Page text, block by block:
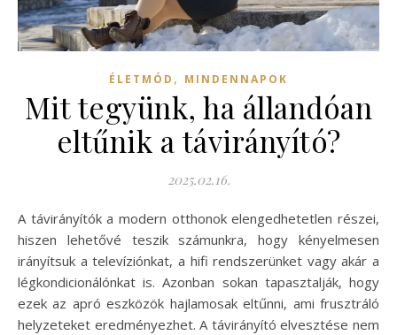
ÉLETMÓD , MINDENNAPOK
Mit tegyünk, ha állandóan
eltűnik a távirányító?
2025.02.16.
A távirányítók a modern otthonok elengedhetetlen részei,
hiszen lehetővé teszik számunkra, hogy kényelmesen
irányítsuk a televíziónkat, a hifi rendszerünket vagy akár a
légkondicionálónkat is. Azonban sokan tapasztalják, hogy
ezek az apró eszközök hajlamosak eltűnni, ami frusztráló
helyzeteket eredményezhet. A távirányító elvesztése nem